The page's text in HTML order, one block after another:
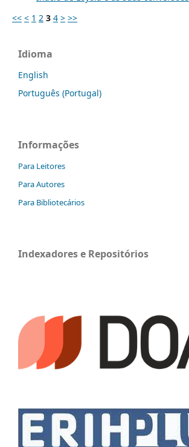
<< < 1 2 3 4 > >>
Idioma
English
Português (Portugal)
Informações
Para Leitores
Para Autores
Para Bibliotecários
Indexadores e Repositórios